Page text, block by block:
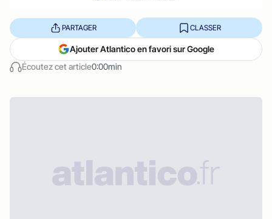
Écoutez cet article0:00min
PARTAGER CLASSER
Ajouter Atlantico en favori sur Google